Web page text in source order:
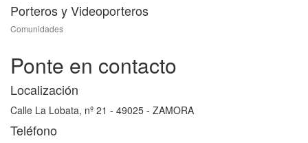
Porteros y Videoporteros
Comunidades
Ponte en contacto
Localización
Calle La Lobata, nº 21 - 49025 - ZAMORA
Teléfono